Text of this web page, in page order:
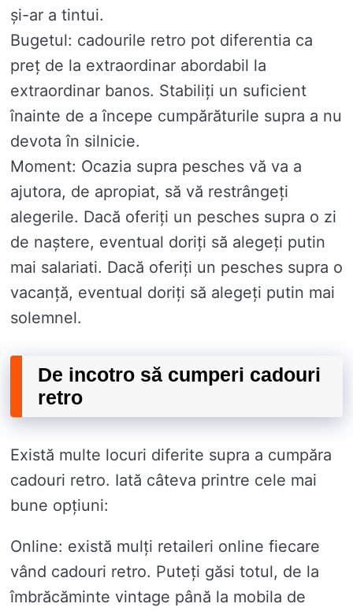
și-ar a tintui.
Bugetul: cadourile retro pot diferentia ca
preț de la extraordinar abordabil la
extraordinar banos. Stabiliți un suficient
înainte de a începe cumpărăturile supra a nu
devota în silnicie.
Moment: Ocazia supra pesches vă va a
ajutora, de apropiat, să vă restrângeți
alegerile. Dacă oferiți un pesches supra o zi
de naștere, eventual doriți să alegeți putin
mai salariati. Dacă oferiți un pesches supra o
vacanță, eventual doriți să alegeți putin mai
solemnel.
De incotro să cumperi cadouri
retro
Există multe locuri diferite supra a cumpăra
cadouri retro. Iată câteva printre cele mai
bune opțiuni:
Online: există mulți retaileri online fiecare
vând cadouri retro. Puteți găsi totul, de la
îmbrăcăminte vintage până la mobila de